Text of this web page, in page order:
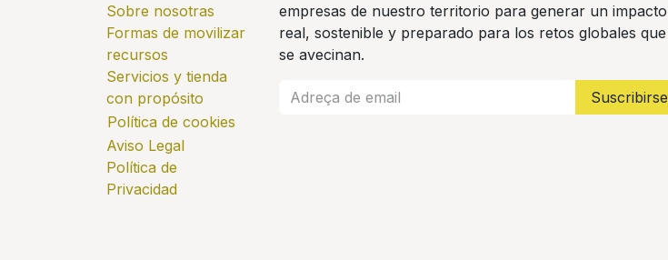
Sobre nosotras
Formas de movilizar
recursos
Servicios y tienda
con propósito
Política de cookies
Aviso Legal
Política de
Privacidad
empresas de nuestro territorio para generar un impacto
real, sostenible y preparado para los retos globales que
se avecinan.
Suscribirse